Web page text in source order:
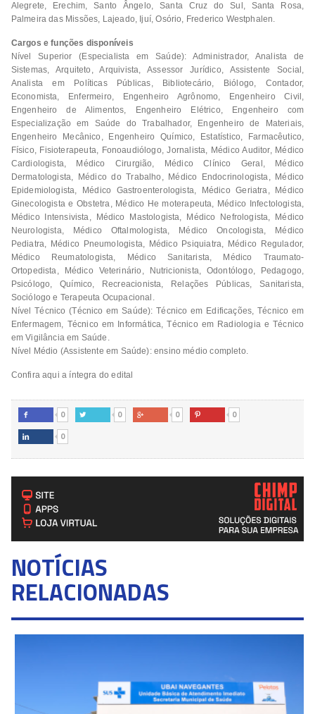
Alegrete, Erechim, Santo Ângelo, Santa Cruz do Sul, Santa Rosa,
Palmeira das Missões, Lajeado, Ijuí, Osório, Frederico Westphalen.
Cargos e funções disponíveis
Nível Superior (Especialista em Saúde): Administrador, Analista de
Sistemas, Arquiteto, Arquivista, Assessor Jurídico, Assistente Social,
Analista em Políticas Públicas, Bibliotecário, Biólogo, Contador,
Economista, Enfermeiro, Engenheiro Agrônomo, Engenheiro Civil,
Engenheiro de Alimentos, Engenheiro Elétrico, Engenheiro com
Especialização em Saúde do Trabalhador, Engenheiro de Materiais,
Engenheiro Mecânico, Engenheiro Químico, Estatístico, Farmacêutico,
Físico, Fisioterapeuta, Fonoaudiólogo, Jornalista, Médico Auditor, Médico
Cardiologista, Médico Cirurgião, Médico Clínico Geral, Médico
Dermatologista, Médico do Trabalho, Médico Endocrinologista, Médico
Epidemiologista, Médico Gastroenterologista, Médico Geriatra, Médico
Ginecologista e Obstetra, Médico He moterapeuta, Médico Infectologista,
Médico Intensivista, Médico Mastologista, Médico Nefrologista, Médico
Neurologista, Médico Oftalmologista, Médico Oncologista, Médico
Pediatra, Médico Pneumologista, Médico Psiquiatra, Médico Regulador,
Médico Reumatologista, Médico Sanitarista, Médico Traumato-
Ortopedista, Médico Veterinário, Nutricionista, Odontólogo, Pedagogo,
Psicólogo, Químico, Recreacionista, Relações Públicas, Sanitarista,
Sociólogo e Terapeuta Ocupacional.
Nível Técnico (Técnico em Saúde): Técnico em Edificações, Técnico em
Enfermagem, Técnico em Informática, Técnico em Radiologia e Técnico
em Vigilância em Saúde.
Nível Médio (Assistente em Saúde): ensino médio completo.
Confira aqui a íntegra do edital
 0  0  0  0
 0
NOTÍCIAS
RELACIONADAS